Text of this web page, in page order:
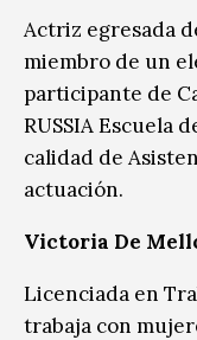
Actriz egresada
miembro de un
participante de
RUSSIA Escuela
calidad de
actuación.
Victoria De
Licenciada en
trabaja con